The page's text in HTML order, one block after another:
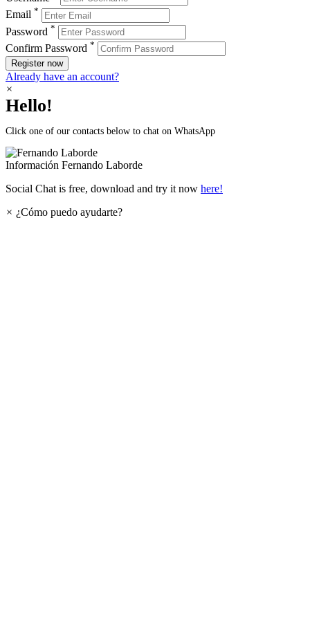
Email *
Password *
Confirm Password *
Register now
Already have an account?
×
Hello!
Click one of our contacts below to chat on WhatsApp
Información Fernando Laborde
Social Chat is free, download and try it now here!
× ¿Cómo puedo ayudarte?